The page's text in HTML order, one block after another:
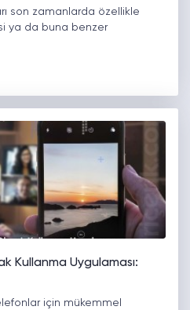
son zamanlarda özellikle
ya da buna benzer
Kullanma Uygulaması:
için mükemmel